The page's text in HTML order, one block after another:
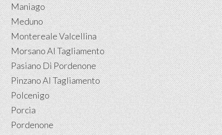
Maniago
Meduno
Montereale Valcellina
Morsano Al Tagliamento
Pasiano Di Pordenone
Pinzano Al Tagliamento
Polcenigo
Porcia
Pordenone